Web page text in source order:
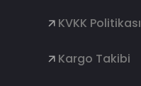
KVKK Politikası
Kargo Takibi